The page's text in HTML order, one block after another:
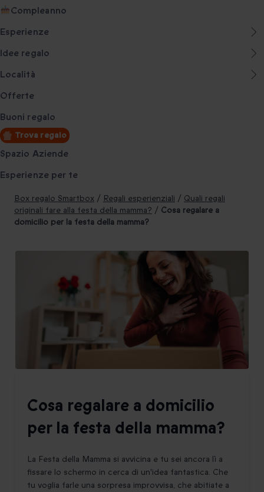
Compleanno
Esperienze
Idee regalo
Località
Offerte
Buoni regalo
Trova regalo
Spazio Aziende
Esperienze per te
Box regalo Smartbox / Regali esperienziali / Quali regali
originali fare alla festa della mamma? / Cosa regalare a
domicilio per la festa della mamma?
Cosa regalare a domicilio
per la festa della mamma?
La Festa della Mamma si avvicina e tu sei ancora lì a
fissare lo schermo in cerca di un'idea fantastica. Che
tu voglia farle una sorpresa improvvisa, che abitiate a